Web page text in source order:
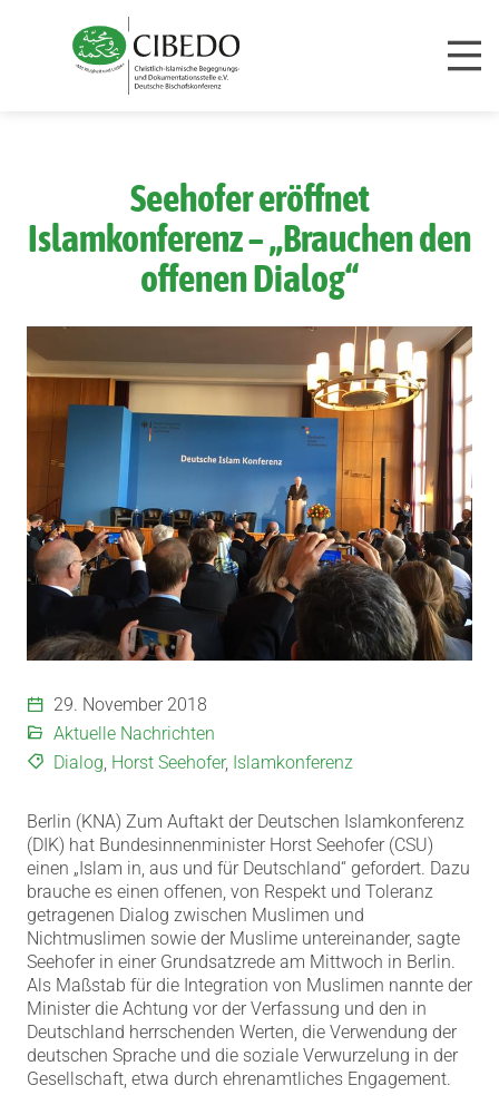
Seehofer eröffnet
Islamkonferenz – „Brauchen den
offenen Dialog“
29. November 2018
Aktuelle Nachrichten
Dialog Horst Seehofer, Islamkonferenz
Berlin (KNA) Zum Auftakt der Deutschen Islamkonferenz
(DIK) hat Bundesinnenminister Horst Seehofer (CSU)
einen „Islam in, aus und für Deutschland“ gefordert. Dazu
brauche es einen offenen, von Respekt und Toleranz
getragenen Dialog zwischen Muslimen und
Nichtmuslimen sowie der Muslime untereinander, sagte
Seehofer in einer Grundsatzrede am Mittwoch in Berlin.
Als Maßstab für die Integration von Muslimen nannte der
Minister die Achtung vor der Verfassung und den in
Deutschland herrschenden Werten, die Verwendung der
deutschen Sprache und die soziale Verwurzelung in der
Gesellschaft, etwa durch ehrenamtliches Engagement.